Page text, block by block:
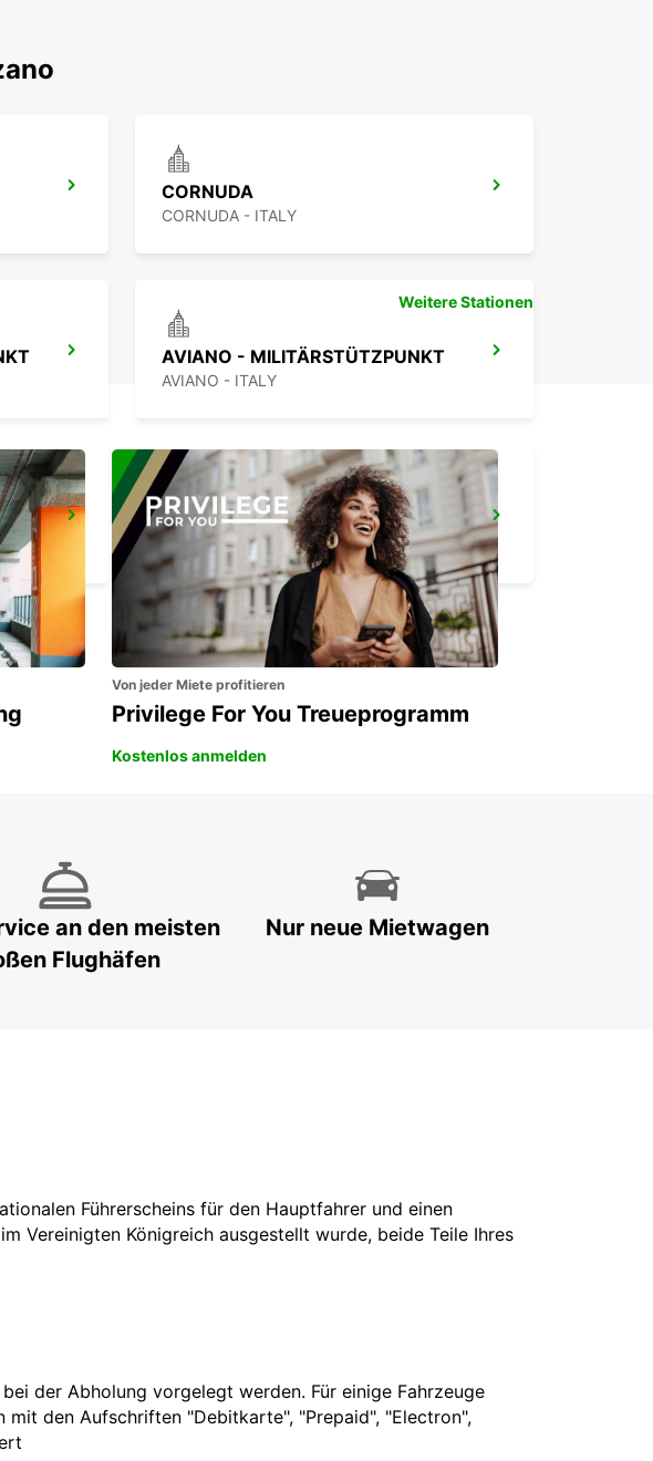
CORNUDA
CORNUDA - ITALY
AVIANO - MILITÄRSTÜTZPUNKT
AVIANO - ITALY
ST. MORITZ
ST. MORITZ - SWITZERLAND
Weitere Stationen
Von jeder Miete profitieren
Privilege For You Treueprogramm
Kostenlos anmelden
an den meisten
Flughäfen
Nur neue Mietwagen
Führerscheins für den Hauptfahrer und einen
Vereinigten Königreich ausgestellt wurde, beide Teile Ihres
der Abholung vorgelegt werden. Für einige Fahrzeuge
den Aufschriften "Debitkarte", "Prepaid", "Electron",